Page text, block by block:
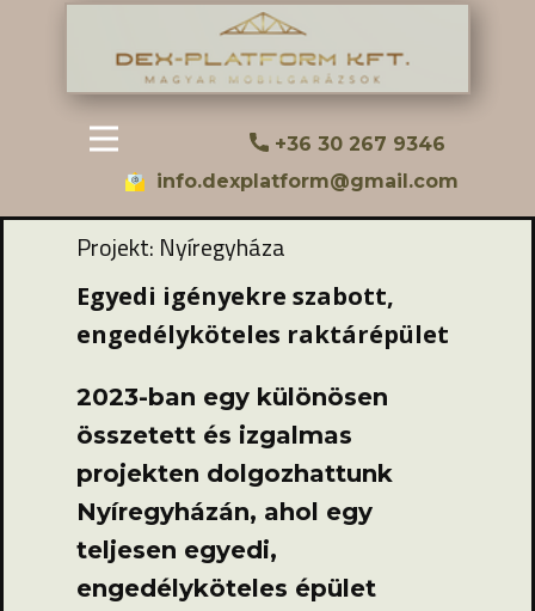
+36 30 267 9346
info.dexplatform@gmail.com
Projekt: Nyíregyháza
Egyedi igényekre szabott,
engedélyköteles raktárépület
2023-ban egy különösen
összetett és izgalmas
projekten dolgozhattunk
Nyíregyházán, ahol egy
teljesen egyedi,
engedélyköteles épület